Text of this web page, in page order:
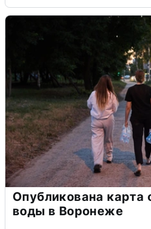
Опубликована карта
воды в Воронеже